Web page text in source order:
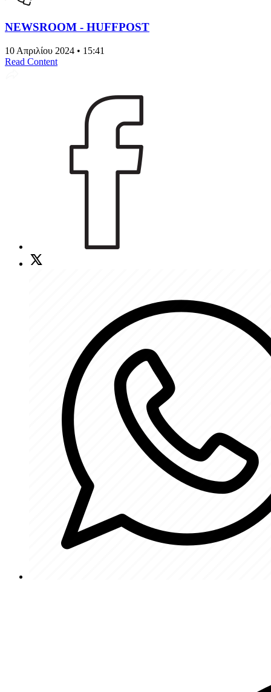
NEWSROOM - HUFFPOST
10 Απριλίου 2024 • 15:41
Read Content